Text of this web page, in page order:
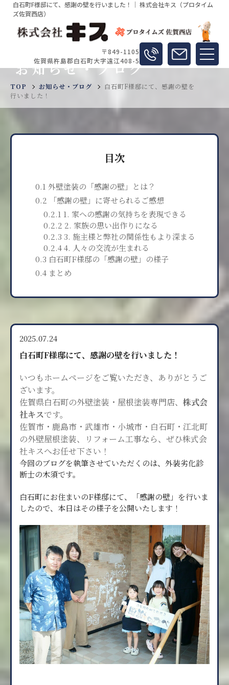
白石町F様邸にて、感謝の壁を行いました！｜ 株式会社キス（プロタイム
ズ佐賀西店）
〒849-1105
佐賀県杵島郡白石町大字遠江408-5
お知らせ・ブログ
TOP お知らせ・ブログ
白石町F様邸にて、感謝の壁を
行いました！
目次
0.1 外壁塗装の「感謝の壁」とは？
0.2 「感謝の壁」に寄せられるご感想
0.2.1 1. 家への感謝の気持ちを表現できる
0.2.2 2. 家族の思い出作りになる
0.2.3 3. 施主様と弊社の関係性もより深まる
0.2.4 4. 人々の交流が生まれる
0.3 白石町F様邸の「感謝の壁」の様子
0.4 まとめ
2025.07.24
白石町F様邸にて、感謝の壁を行いました！
いつもホームページをご覧いただき、 ありがとうご
ざいます。
佐賀県白石町の外壁塗装・屋根塗装専門店、 株式会
社キスです。
佐賀市・鹿島市・武雄市・小城市・白石町・江北町
の外壁屋根塗装、リフォーム工事なら、ぜひ株式会
社キスへお任せ下さい！
今回のブログを執筆させていただくのは、外装劣化診
断士の木須です。
白石町にお住まいのF様邸にて、「感謝の壁」を行いま
したので、本日はその様子を公開いたします！